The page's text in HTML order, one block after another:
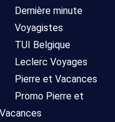
Dernière minute
Voyagistes
TUI Belgique
Leclerc Voyages
Pierre et Vacances
Promo Pierre et
Vacances